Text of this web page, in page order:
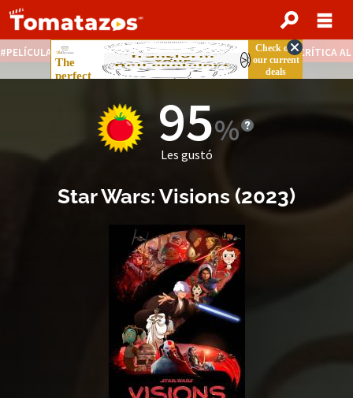
PELÍCULAS STREAMING GRATIS NOTICIAS DESTACADAS CRÍTICA
95
Les gustó
Star Wars: Visions (2023)